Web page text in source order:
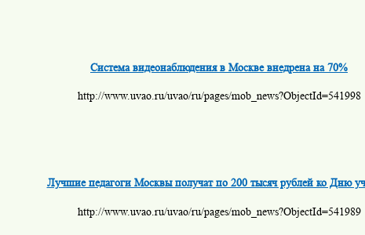
Система видеонаблюдения в Москве внедрена на 70%
http://www.uvao.ru/uvao/ru/pages/mob_news?ObjectId=541998
Лучшие педагоги Москвы получат по 200 тысяч рублей ко Дню
http://www.uvao.ru/uvao/ru/pages/mob_news?ObjectId=541989